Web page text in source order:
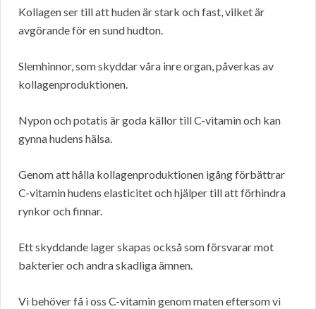
Kollagen ser till att huden är stark och fast, vilket är
avgörande för en sund hudton.
Slemhinnor, som skyddar våra inre organ, påverkas av
kollagenproduktionen.
Nypon och potatis är goda källor till C-vitamin och kan
gynna hudens hälsa.
Genom att hålla kollagenproduktionen igång förbättrar
C-vitamin hudens elasticitet och hjälper till att förhindra
rynkor och finnar.
Ett skyddande lager skapas också som försvarar mot
bakterier och andra skadliga ämnen.
Vi behöver få i oss C-vitamin genom maten eftersom vi